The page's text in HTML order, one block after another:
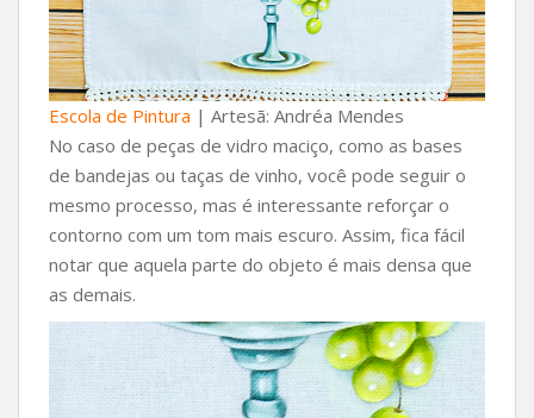
Escola de Pintura | Artesã: Andréa Mendes
No caso de peças de vidro maciço, como as bases
de bandejas ou taças de vinho, você pode seguir o
mesmo processo, mas é interessante reforçar o
contorno com um tom mais escuro. Assim, fica fácil
notar que aquela parte do objeto é mais densa que
as demais.